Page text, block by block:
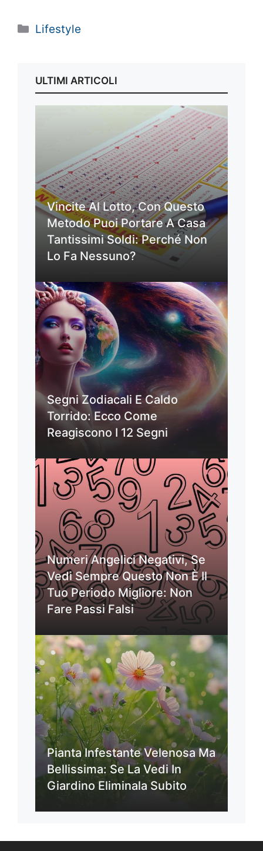
Categorie
Lifestyle
ULTIMI ARTICOLI
Vincite Al Lotto, Con Questo
Metodo Puoi Portare A Casa
Tantissimi Soldi: Perché Non
Lo Fa Nessuno?
Segni Zodiacali E Caldo
Torrido: Ecco Come
Reagiscono I 12 Segni
Numeri Angelici Negativi, Se
Vedi Sempre Questo Non È Il
Tuo Periodo Migliore: Non
Fare Passi Falsi
Pianta Infestante Velenosa Ma
Bellissima: Se La Vedi In
Giardino Eliminala Subito